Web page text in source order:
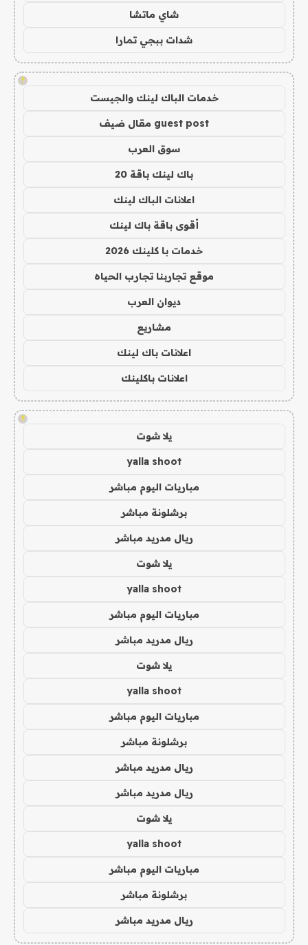
شاي ماتشا
شدات ببجي تمارا
!
خدمات الباك لينك والجيست
guest post مقال ضيف
سوق العرب
باك لينك باقة 20
اعلانات الباك لينك
أقوى باقة باك لينك
خدمات با كلينك 2026
موقع تجاربنا تجارب الحياه
ديوان العرب
مشاريع
اعلانات باك لينك
اعلانات باكلينك
!
يلا شوت
yalla shoot
مباريات اليوم مباشر
برشلونة مباشر
ريال مدريد مباشر
يلا شوت
yalla shoot
مباريات اليوم مباشر
ريال مدريد مباشر
يلا شوت
yalla shoot
مباريات اليوم مباشر
برشلونة مباشر
ريال مدريد مباشر
ريال مدريد مباشر
يلا شوت
yalla shoot
مباريات اليوم مباشر
برشلونة مباشر
ريال مدريد مباشر